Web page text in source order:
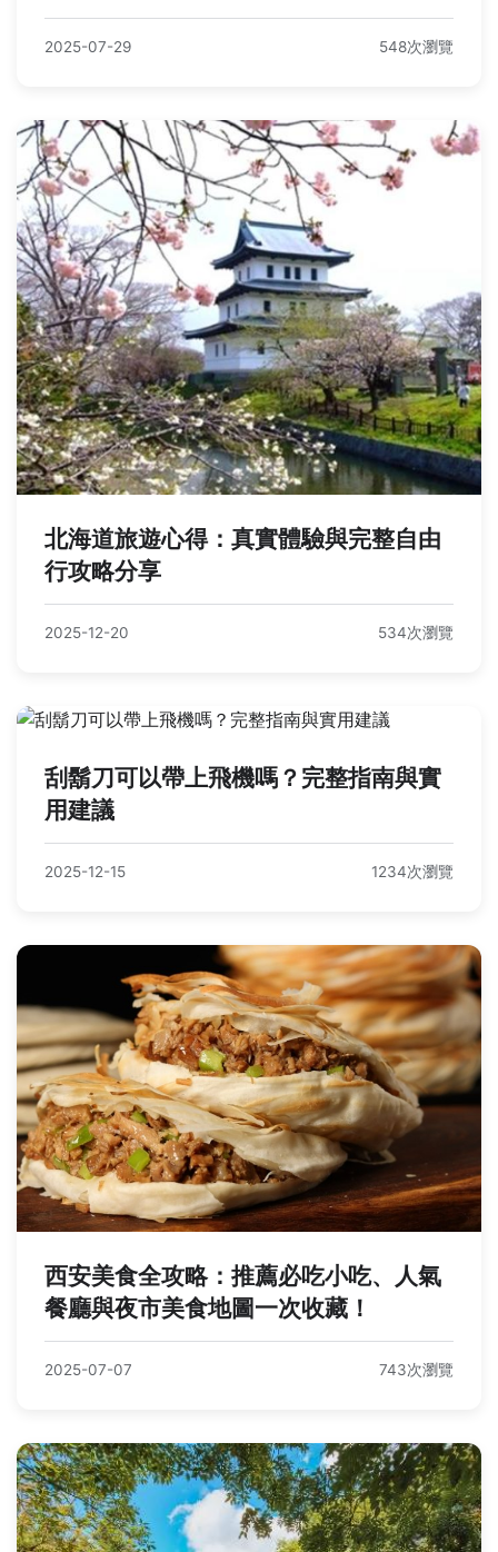
2025-07-29 548次瀏覽
北海道旅遊心得：真實體驗與完整自由
行攻略分享
2025-12-20 534次瀏覽
刮鬍刀可以帶上飛機嗎？完整指南與實
用建議
2025-12-15 1234次瀏覽
西安美食全攻略：推薦必吃小吃、人氣
餐廳與夜市美食地圖一次收藏！
2025-07-07 743次瀏覽